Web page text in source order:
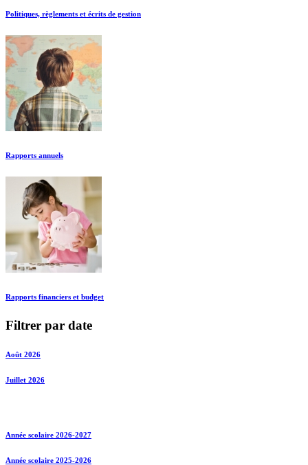
Politiques, règlements et écrits de gestion
Rapports annuels
Rapports financiers et budget
Filtrer par date
Août 2026
Juillet 2026
Année scolaire 2026-2027
Année scolaire 2025-2026